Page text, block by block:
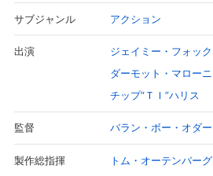
ントの捜査網が待ち受けていた……。
サブジャンル アクション
出演 ジェイミー・フォッ
ダーモット・マロー
チップ“ＴＩ”ハリス
監督 バラン・ボー・オダー
製作総指揮 トム・オーテンバーグ